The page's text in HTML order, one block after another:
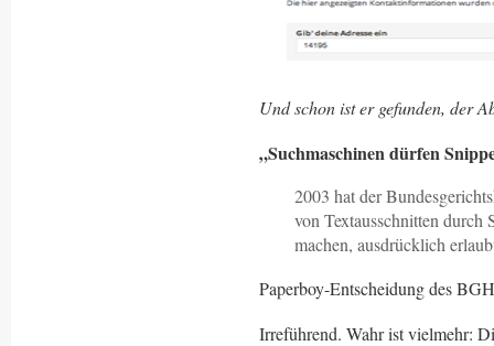
Und schon ist er gefunden, der
„Suchmaschinen dürfen
2003 hat der
von Textausschnitten durch
machen, ausdrücklich
Paperboy-Entscheidung des
Irreführend. Wahr ist vielmehr: